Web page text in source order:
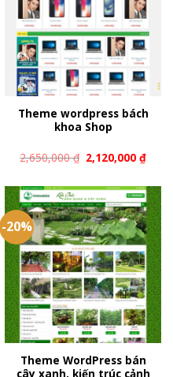
Theme wordpress bách
khoa Shop
2,650,000₫ 2,120,000₫
-20%
Theme WordPress bán
cây xanh, kiến trúc cảnh